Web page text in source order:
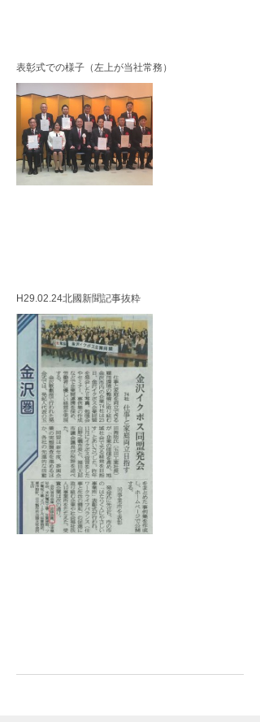
表彰式での様子（左上が当社常務）
H29.02.24北國新聞記事抜粋